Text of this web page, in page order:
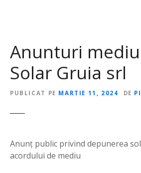
Anunturi
Solar Gruia srl
PUBLICAT PE MARTIE 11, 2024 DE
Anunţ public privind depunerea
acordului de mediu